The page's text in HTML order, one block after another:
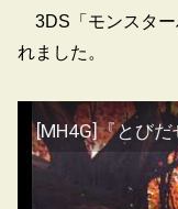
3DS「モンスター
れました。
[MH4G]『とび